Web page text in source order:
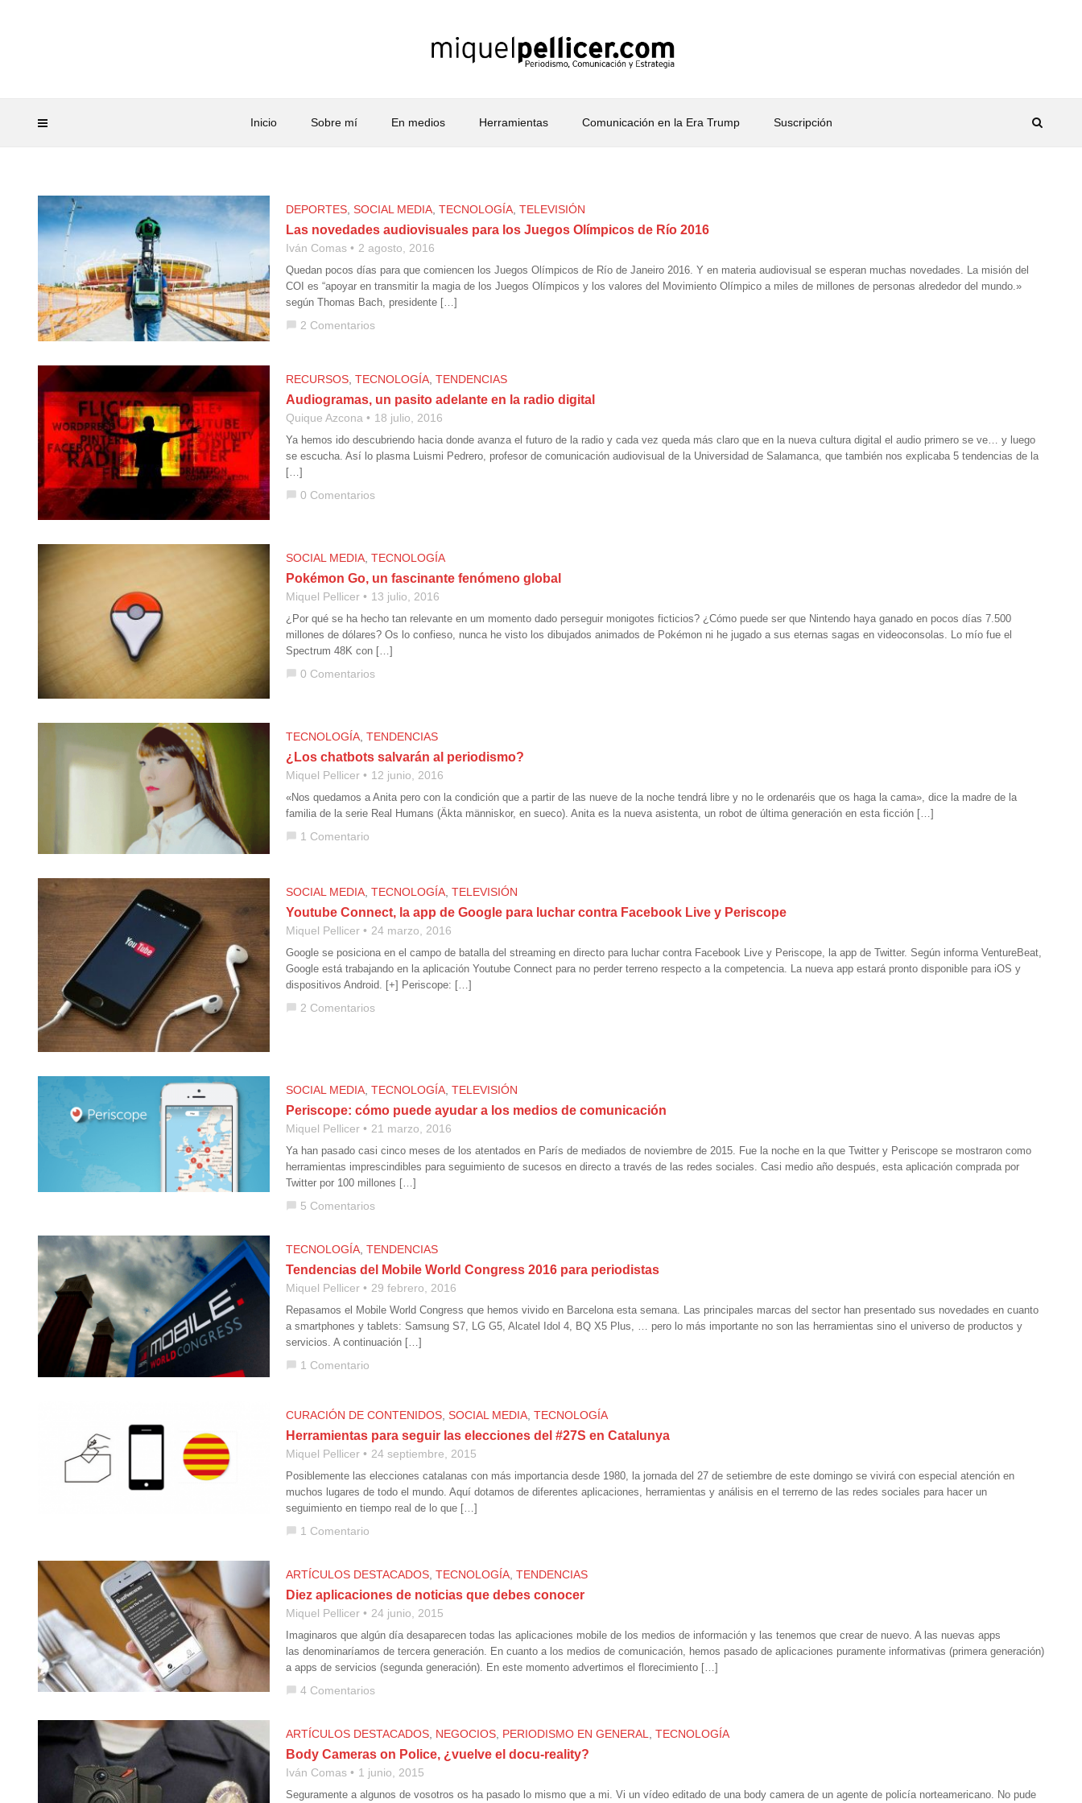
Inicio Sobre mí En medios Herramientas Comunicación en la Era Trump Suscripción
DEPORTES SOCIAL MEDIA TECNOLOGÍA TELEVISIÓN
Las novedades audiovisuales para los Juegos Olímpicos de Río 2016
Iván Comas 2 agosto, 2016
Quedan pocos días para que comiencen los Juegos Olímpicos de Río de Janeiro 2016. Y en materia audiovisual se esperan muchas novedades. La misión del
COI es “apoyar en transmitir la magia de los Juegos Olímpicos y los valores del Movimiento Olímpico a miles de millones de personas alrededor del mundo.»
según Thomas Bach, presidente […]
chat_bubble 2 Comentarios
RECURSOS, TECNOLOGÍA, TENDENCIAS
Audiogramas, un pasito adelante en la radio digital
Quique Azcona 18 julio, 2016
Ya hemos ido descubriendo hacia donde avanza el futuro de la radio y cada vez queda más claro que en la nueva cultura digital el audio primero se ve… y luego
se escucha. Así lo plasma Luismi Pedrero, profesor de comunicación audiovisual de la Universidad de Salamanca, que también nos explicaba 5 tendencias de la
[…]
chat_bubble 0 Comentarios
SOCIAL MEDIA, TECNOLOGÍA
Pokémon Go, un fascinante fenómeno global
Miquel Pellicer 13 julio, 2016
¿Por qué se ha hecho tan relevante en um momento dado perseguir monigotes ficticios? ¿Cómo puede ser que Nintendo haya ganado en pocos días 7.500
millones de dólares? Os lo confieso, nunca he visto los dibujados animados de Pokémon ni he jugado a sus eternas sagas en videoconsolas. Lo mío fue el
Spectrum 48K con […]
chat_bubble 0 Comentarios
TECNOLOGÍA, TENDENCIAS
¿Los chatbots salvarán al periodismo?
Miquel Pellicer 12 junio, 2016
«Nos quedamos a Anita pero con la condición que a partir de las nueve de la noche tendrá libre y no le ordenaréis que os haga la cama», dice la madre de la
familia de la serie Real Humans (Äkta människor, en sueco). Anita es la nueva asistenta, un robot de última generación en esta ficción […]
chat_bubble 1 Comentario
SOCIAL MEDIA TECNOLOGÍA TELEVISIÓN
Youtube Connect, la app de Google para luchar contra Facebook Live y Periscope
Miquel Pellicer 24 marzo, 2016
Google se posiciona en el campo de batalla del streaming en directo para luchar contra Facebook Live y Periscope, la app de Twitter. Según informa VentureBeat,
Google está trabajando en la aplicación Youtube Connect para no perder terreno respecto a la competencia. La nueva app estará pronto disponible para iOS y
dispositivos Android. [+] Periscope: […]
2 Comentarios
SOCIAL MEDIA TECNOLOGÍA TELEVISIÓN
Periscope: cómo puede ayudar a los medios de comunicación
Miquel Pellicer 21 marzo, 2016
Ya han pasado casi cinco meses de los atentados en París de mediados de noviembre de 2015. Fue la noche en la que Twitter y Periscope se mostraron como
herramientas imprescindibles para seguimiento de sucesos en directo a través de las redes sociales. Casi medio año después, esta aplicación comprada por
Twitter por 100 millones […]
5 Comentarios
TECNOLOGÍA TENDENCIAS
Tendencias del Mobile World Congress 2016 para periodistas
Miquel Pellicer 29 febrero, 2016
Repasamos el Mobile World Congress que hemos vivido en Barcelona esta semana. Las principales marcas del sector han presentado sus novedades en cuanto
a smartphones y tablets: Samsung S7, LG G5, Alcatel Idol 4, BQ X5 Plus, … pero lo más importante no son las herramientas sino el universo de productos y
servicios. A continuación […]
1 Comentario
CURACIÓN DE CONTENIDOS, SOCIAL MEDIA, TECNOLOGÍA
Herramientas para seguir las elecciones del #27S en Catalunya
Miquel Pellicer 24 septiembre, 2015
Posiblemente las elecciones catalanas con más importancia desde 1980, la jornada del 27 de setiembre de este domingo se vivirá con especial atención en
muchos lugares de todo el mundo. Aquí dotamos de diferentes aplicaciones, herramientas y análisis en el terrerno de las redes sociales para hacer un
seguimiento en tiempo real de lo que […]
chat_bubble 1 Comentario
ARTÍCULOS DESTACADOS, TECNOLOGÍA, TENDENCIAS
Diez aplicaciones de noticias que debes conocer
Miquel Pellicer 24 junio, 2015
Imaginaros que algún día desaparecen todas las aplicaciones mobile de los medios de información y las tenemos que crear de nuevo. A las nuevas apps
las denominaríamos de tercera generación. En cuanto a los medios de comunicación, hemos pasado de aplicaciones puramente informativas (primera generación)
a apps de servicios (segunda generación). En este momento advertimos el florecimiento […]
chat_bubble 4 Comentarios
ARTÍCULOS DESTACADOS, NEGOCIOS, PERIODISMO EN GENERAL, TECNOLOGÍA
Body Cameras on Police, ¿vuelve el docu-reality?
Iván Comas 1 junio, 2015
Seguramente a algunos de vosotros os ha pasado lo mismo que a mi. Vi un vídeo editado de una body camera de un agente de policía norteamericano. No pude